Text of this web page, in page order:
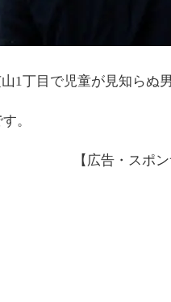
1丁目で児童が見知らぬ
。
【広告・スポ